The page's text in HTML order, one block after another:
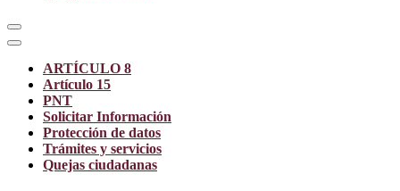
ARTÍCULO 8
Artículo 15
PNT
Solicitar Información
Protección de datos
Trámites y servicios
Quejas ciudadanas